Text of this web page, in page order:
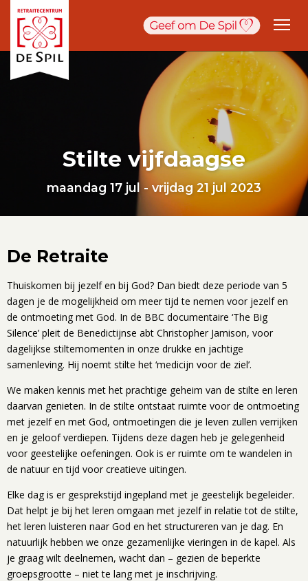
Stilte vijfdaagse
maandag 17 jul - vrijdag 21 jul 2023
De Retraite
Thuiskomen bij jezelf en bij God? Dan biedt deze periode van 5
dagen je de mogelijkheid om meer tijd te nemen voor jezelf en
de ontmoeting met God. In de BBC documentaire ‘The Big
Silence’ pleit de Benedictijnse abt Christopher Jamison, voor
dagelijkse stiltemomenten in onze drukke en jachtige
samenleving. Hij noemt stilte het ‘medicijn voor de ziel’.
We maken kennis met het prachtige geheim van de stilte en leren
daarvan genieten. In de stilte ontstaat ruimte voor de ontmoeting
met jezelf en met God, ontmoetingen die je leven zullen verrijken
en je geloof verdiepen. Tijdens deze dagen heb je gelegenheid
voor geestelijke oefeningen. Ook is er ruimte om te wandelen in
de natuur en tijd voor creatieve uitingen.
Elke dag is er gesprekstijd ingepland met je geestelijk begeleider.
Dat helpt je bij het leren omgaan met jezelf in relatie tot de stilte,
het leren luisteren naar God en het structureren van je dag. En
natuurlijk hebben we onze gezamenlijke vieringen in de kapel. Als
je graag wilt deelnemen, wacht dan – gezien de beperkte
groepsgrootte – niet te lang met je inschrijving.